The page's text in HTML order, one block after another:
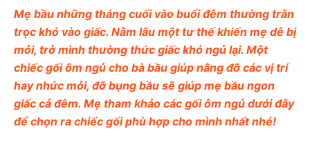
Mẹ bầu những tháng cuối vào buổi đêm thường trằn
trọc khó vào giấc. Nằm lâu một tư thế khiến mẹ dễ bị
mỏi, trở mình thường thức giấc khó ngủ lại. Một
chiếc gối ôm ngủ cho bà bầu giúp nâng đỡ các vị trí
hay nhức mỏi, đỡ bụng bầu sẽ giúp mẹ bầu ngon
giấc cả đêm. Mẹ tham khảo các gối ôm ngủ dưới đây
để chọn ra chiếc gối phù hợp cho mình nhất nhé!